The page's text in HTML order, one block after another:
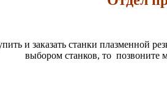
и заказать станки плазменной
выбором станков, то